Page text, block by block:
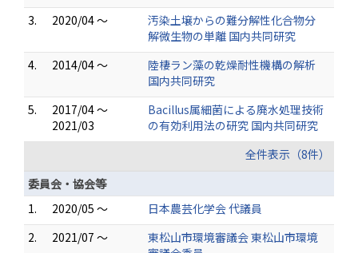
3.
2020/04 ～
汚染土壌からの難分解性化合物分
解微生物の単離 国内共同研究
4.
2014/04 ～
陸棲ラン藻の乾燥耐性機構の解析
国内共同研究
5.
2017/04 ～
2021/03
Bacillus属細菌による廃水処理技術
の有効利用法の研究 国内共同研究
全件表示（8件）
委員会・協会等
1.
2020/05 ～
日本農芸化学会 代議員
2.
2021/07 ～
東松山市環境審議会 東松山市環境